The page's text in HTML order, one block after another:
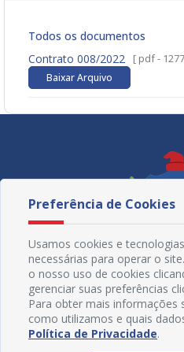
Todos os documentos
Contrato 008/2022
[ pdf -
Baixar Arquivo
Redes
Preferência de Cookies
Usamos cookies e
necessárias para operar o
o nosso uso de cookies
gerenciar suas preferências
Para obter mais informações
como utilizamos e quais
Política de Privacidade.